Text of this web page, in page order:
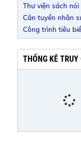
Thư viện sách nói
Cần tuyển nhân
Công trình tiêu
THỐNG KÊ TRUY